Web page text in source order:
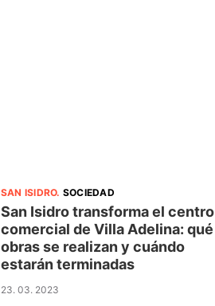
SAN ISIDRO. SOCIEDAD
San Isidro transforma el centro
comercial de Villa Adelina: qué
obras se realizan y cuándo
estarán terminadas
23. 03. 2023